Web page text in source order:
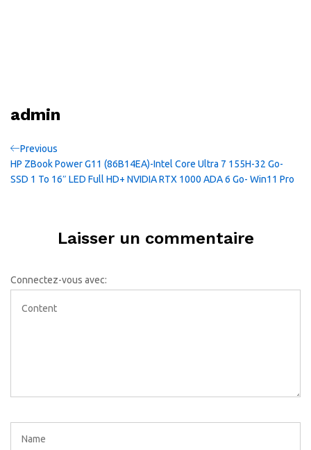
admin
Navigation
de
Previous
Post
Previous
HP ZBook Power G11 (86B14EA)-Intel Core Ultra 7 155H-32 Go-
SSD 1 To 16″ LED Full HD+ NVIDIA RTX 1000 ADA 6 Go- Win11 Pro
Laisser un commentaire
Connectez-vous avec: